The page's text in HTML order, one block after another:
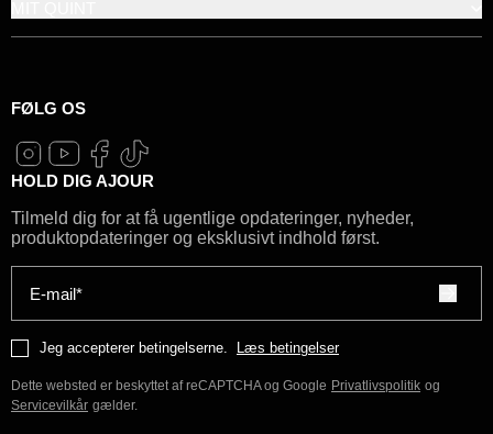
FØLG OS
HOLD DIG AJOUR
Tilmeld dig for at få ugentlige opdateringer, nyheder,
produktopdateringer og eksklusivt indhold først.
E-mail*
Jeg accepterer betingelserne. Læs betingelser
Dette websted er beskyttet af reCAPTCHA og Google Privatlivspolitik og
Servicevilkår gælder.